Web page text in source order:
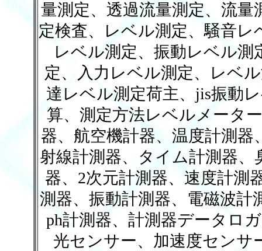
量測定、透過流量測定、流
定検査、レベル測定、騒音レ
レベル測定、振動レベル
定、入力レベル測定、レベ
達レベル測定荷主、jis振動
算、測定方法レベルメータ
器、航空機計器、温度計測
射線計測器、タイム計測器
器、2次元計測器、速度計測
測器、振動計測器、電磁波
ph計測器、計測器データロ
光センサー、加速度センサ